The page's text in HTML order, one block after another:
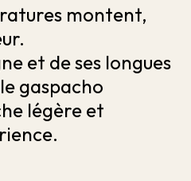
montent,
et de ses longues
gaspacho
légère et